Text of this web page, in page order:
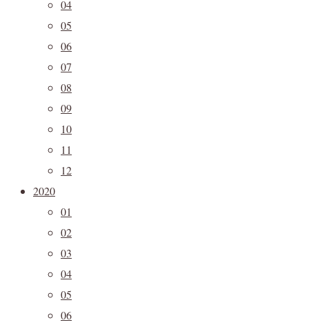
04
05
06
07
08
09
10
11
12
2020
01
02
03
04
05
06